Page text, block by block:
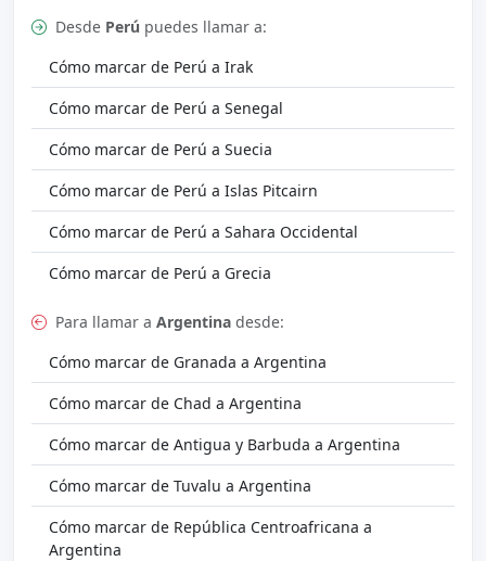
Desde Perú puedes llamar a:
Cómo marcar de Perú a Irak
Cómo marcar de Perú a Senegal
Cómo marcar de Perú a Suecia
Cómo marcar de Perú a Islas Pitcairn
Cómo marcar de Perú a Sahara Occidental
Cómo marcar de Perú a Grecia
Para llamar a Argentina desde:
Cómo marcar de Granada a Argentina
Cómo marcar de Chad a Argentina
Cómo marcar de Antigua y Barbuda a Argentina
Cómo marcar de Tuvalu a Argentina
Cómo marcar de República Centroafricana a
Argentina